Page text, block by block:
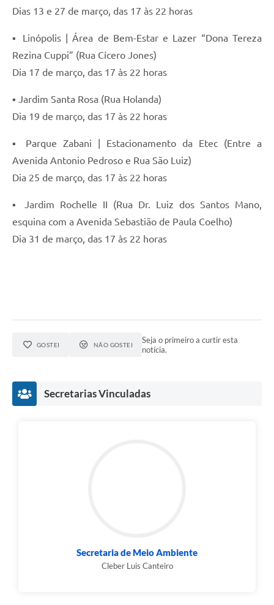
Dias 13 e 27 de março, das 17 às 22 horas
▪ Linópolis | Área de Bem-Estar e Lazer “Dona Tereza
Rezina Cuppi” (Rua Cícero Jones)
Dia 17 de março, das 17 às 22 horas
▪ Jardim Santa Rosa (Rua Holanda)
Dia 19 de março, das 17 às 22 horas
▪ Parque Zabani | Estacionamento da Etec (Entre a
Avenida Antonio Pedroso e Rua São Luiz)
Dia 25 de março, das 17 às 22 horas
▪ Jardim Rochelle II (Rua Dr. Luiz dos Santos Mano,
esquina com a Avenida Sebastião de Paula Coelho)
Dia 31 de março, das 17 às 22 horas
GOSTEI NÃO GOSTEI
Seja o primeiro a curtir esta
notícia.
Secretarias Vinculadas
Secretaria de Meio Ambiente
Cleber Luis Canteiro